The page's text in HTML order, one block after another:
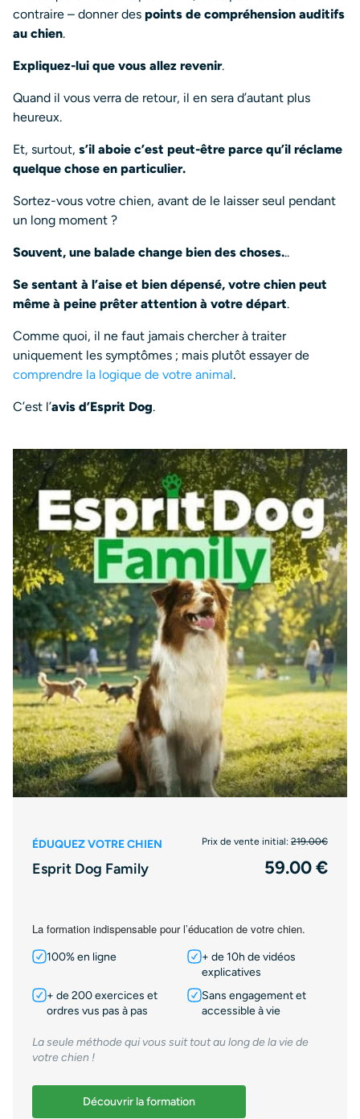
contraire – donner des points de compréhension auditifs
au chien.
Expliquez-lui que vous allez revenir.
Quand il vous verra de retour, il en sera d’autant plus
heureux.
Et, surtout, s’il aboie c’est peut-être parce qu’il réclame
quelque chose en particulier.
Sortez-vous votre chien, avant de le laisser seul pendant
un long moment ?
Souvent, une balade change bien des choses...
Se sentant à l’aise et bien dépensé, votre chien peut
même à peine prêter attention à votre départ.
Comme quoi, il ne faut jamais chercher à traiter
uniquement les symptômes ; mais plutôt essayer de
comprendre la logique de votre animal.
C’est l’avis d’Esprit Dog.
ÉDUQUEZ VOTRE CHIEN Prix de vente initial: 219.00€
Esprit Dog Family 59.00 €
La formation indispensable pour l’éducation de votre chien.
100% en ligne
+ de 10h de vidéos
explicatives
+ de 200 exercices et
ordres vus pas à pas
Sans engagement et
accessible à vie
La seule méthode qui vous suit tout au long de la vie de
votre chien !
Découvrir la formation